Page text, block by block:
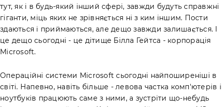
тут, як і в будь-який інший сфері, завжди будуть справжні
гіганти, міць яких не зрівняється ні з ким іншим. Пости
здаються і приймаються, але дещо завжди залишається. І
це дещо сьогодні - це дітище Білла Гейтса - корпорація
Microsoft.
Операційні системи Microsoft сьогодні найпоширеніші в
світі. Напевно, навіть більше - левова частка комп'ютерів і
ноутбуків працюють саме з ними, а зустріти що-небудь